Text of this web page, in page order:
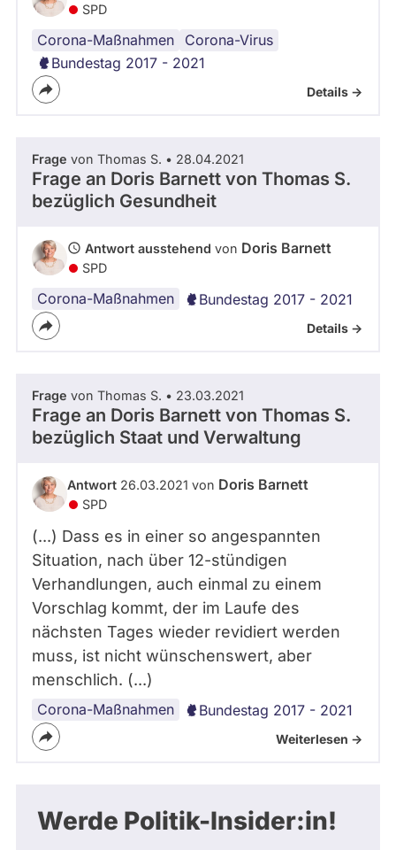
SPD
Corona-Maßnahmen Corona-Virus
Schulen
Arbeit
Bundestag 2017 - 2021
Details ->
Frage von Thomas S. • 28.04.2021
Frage an Doris Barnett von Thomas S.
bezüglich Gesundheit
Antwort ausstehend von Doris Barnett
SPD
Corona-Maßnahmen Bundestag 2017 - 2021
Details ->
Frage von Thomas S. • 23.03.2021
Frage an Doris Barnett von Thomas S.
bezüglich Staat und Verwaltung
Antwort 26.03.2021 von Doris Barnett
SPD
(...) Dass es in einer so angespannten
Situation, nach über 12-stündigen
Verhandlungen, auch einmal zu einem
Vorschlag kommt, der im Laufe des
nächsten Tages wieder revidiert werden
muss, ist nicht wünschenswert, aber
menschlich. (...)
Corona-Maßnahmen Bundestag 2017 - 2021
Weiterlesen ->
Werde Politik-Insider:in!